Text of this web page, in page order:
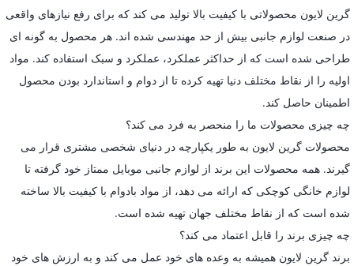
گرین لایون محصولاتی با کیفیت بالا تولید می کند که برای رفع نیازهای واقعی
در صنعت لوازم جانبی بیش از حد مهندسی شده اند. هر محصول به گونه ای
طراحی شده است که از حداکثر عملکرد، عملکرد و سبک استفاده کند. مواد
اولیه را از نقاط مختلف دنیا تهیه کرده تا از دوام و استاندارد بودن محصول
اطمینان حاصل کند.
چه چیزی محصولات ما را منحصر به فرد می کند؟
محصولات گرین لایون به طور یکپارچه در دنیای شخصی مشتری قرار می
گیرند. همه محصولات این برند از لوازم جانبی موبایل ممتاز خود گرفته تا
لوازم خانگی کوچکی که ارائه می دهد، از مواد بادوام با کیفیت بالا ساخته
شده است که از نقاط مختلف جهان تهیه شده است.
چه چیزی برند را قابل اعتماد می کند؟
برند گرین لایون همیشه به وعده های خود عمل می کند و به ارزش های خود